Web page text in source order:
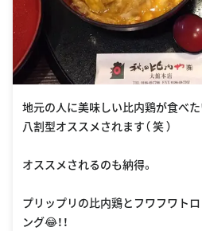
地元の人に美味しい比内鶏が食べ
八割型オススメされます（ 笑 ）
オススメされるのも納得。
プリップリの比内鶏とフワフワト
ング😂！！